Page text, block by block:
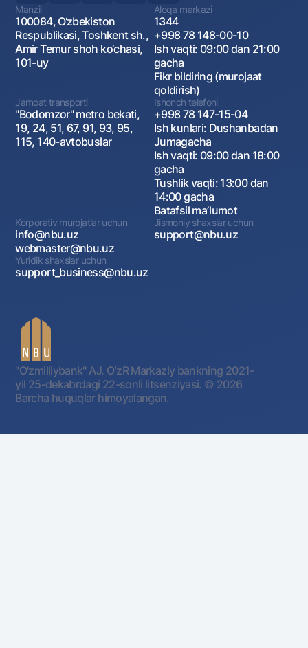
Manzil
100084, O‘zbekiston
Respublikasi, Toshkent sh.,
Amir Temur shoh ko‘chasi,
101-uy
Aloqa markazi
1344
+998 78 148-00-10
Ish vaqti: 09:00 dan 21:00
gacha
Fikr bildiring (murojaat
qoldirish)
Jamoat transporti
"Bodomzor" metro bekati,
19, 24, 51, 67, 91, 93, 95,
115, 140-avtobuslar
Ishonch telefoni
+998 78 147-15-04
Ish kunlari: Dushanbadan
Jumagacha
Ish vaqti: 09:00 dan 18:00
gacha
Tushlik vaqti: 13:00 dan
14:00 gacha
Batafsil maʼlumot
Korporativ murojatlar uchun
info@nbu.uz
webmaster@nbu.uz
Jismoniy shaxslar uchun
support@nbu.uz
Yuridik shaxslar uchun
support_business@nbu.uz
"O'zmilliybank" AJ. OʻzR Markaziy bankning 2021-
yil 25-dekabrdagi 22-sonli litsenziyasi. © 2026
Barcha huquqlar himoyalangan.